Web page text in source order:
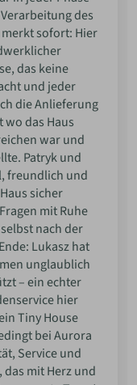
des
sofort: Hier
das keine
und jeder
die Anlieferung
das Haus
war und
Patryk und
freundlich und
sicher
mit Ruhe
nach der
Lukasz hat
unglaublich
– ein echter
hier
Tiny House
bei Aurora
Service und
mit Herz und